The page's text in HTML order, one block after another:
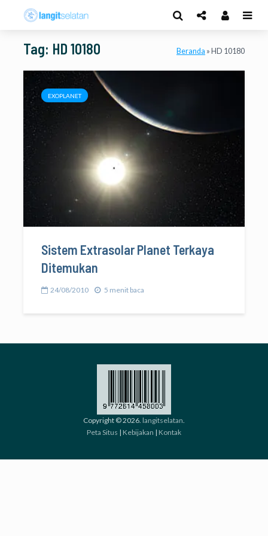
Tag: HD 10180 Beranda » HD 10180
EXOPLANET
Sistem Extrasolar Planet Terkaya
Ditemukan
24/08/2010 5 menit baca
Copyright © 2026. langitselatan.
Peta Situs | Kebijakan | Kontak